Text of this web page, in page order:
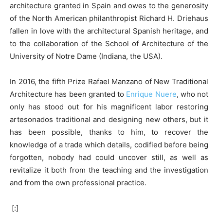
architecture granted in Spain and owes to the generosity
of the North American philanthropist Richard H. Driehaus
fallen in love with the architectural Spanish heritage, and
to the collaboration of the School of Architecture of the
University of Notre Dame (Indiana, the USA).
In 2016, the fifth Prize Rafael Manzano of New Traditional
Architecture has been granted to Enrique Nuere, who not
only has stood out for his magnificent labor restoring
artesonados traditional and designing new others, but it
has been possible, thanks to him, to recover the
knowledge of a trade which details, codified before being
forgotten, nobody had could uncover still, as well as
revitalize it both from the teaching and the investigation
and from the own professional practice.
[:]